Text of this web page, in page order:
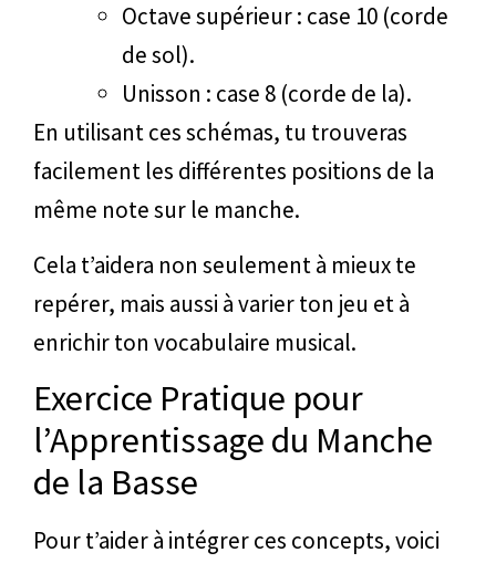
Octave supérieur : case 10 (corde
de sol).
Unisson : case 8 (corde de la).
En utilisant ces schémas, tu trouveras
facilement les différentes positions de la
même note sur le manche.
Cela t’aidera non seulement à mieux te
repérer, mais aussi à varier ton jeu et à
enrichir ton vocabulaire musical.
Exercice Pratique pour
l’Apprentissage du Manche
de la Basse
Pour t’aider à intégrer ces concepts, voici